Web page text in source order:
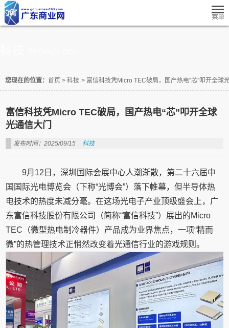
您现在的位置： 首页 > 科技 > 富信科技凭Micro TEC破局，国产热电“芯”叩开全球
富信科技凭Micro TEC破局，国产热电“芯”叩开全球
光通信大门
发布时间：2025/09/15 科技
9月12日，深圳国际会展中心人潮渐散，第二十六届中
国国际光电博览会（下称“光博会”）落下帷幕，但半导体热
电技术的热度未减分毫。在这场光电子产业顶级盛会上，广
东富信科技股份有限公司（简称“富信科技”）展出的Micro
TEC（微型热电制冷器件）产品成为业界焦点，一项“精而
微”的热管理技术正悄然改变着光通信行业的游戏规则。